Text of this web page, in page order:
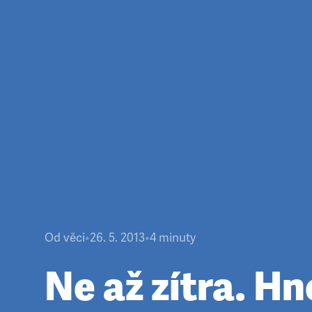
Od věci•26. 5. 2013•4 minuty
Ne až zítra.